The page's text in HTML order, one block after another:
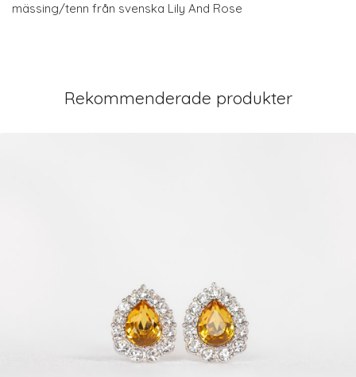
mässing/tenn från svenska Lily And Rose
Rekommenderade produkter